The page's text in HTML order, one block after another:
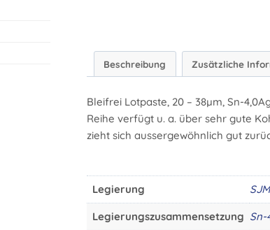
Beschreibung Zusätzliche
Bleifrei Lotpaste, 20 – 38µm, Sn-
Reihe verfügt u. a. über sehr gute
zieht sich aussergewöhnlich gut
Legierung
Legierungszusammensetzung Sn-